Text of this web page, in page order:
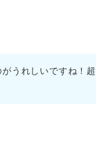
うれしいですね！